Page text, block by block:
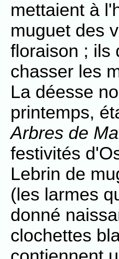
mettaient à
muguet des
floraison ; ils
chasser les
La déesse
printemps,
Arbres de
festivités
Lebrin de
(les larmes
donné
clochettes